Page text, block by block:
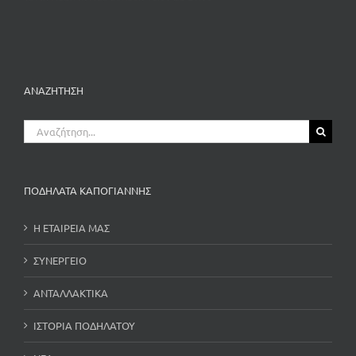
ΑΝΑΖΗΤΗΣΗ
Αναζήτηση
για:
ΠΟΔΗΛΑΤΑ ΚΑΠΟΓΙΑΝΝΗΣ
Η ΕΤΑΙΡΕΙΑ ΜΑΣ
ΣΥΝΕΡΓΕΙΟ
ΑΝΤΑΛΛΑΚΤΙΚΑ
ΙΣΤΟΡΙΑ ΠΟΔΗΛΑΤΟΥ